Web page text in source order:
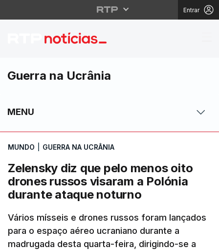
Entrar
Zelensky diz que
Guerra na Ucrânia
MENU
MUNDO GUERRA NA UCRÂNIA
Zelensky diz que pelo menos oito
drones russos visaram a Polónia
durante ataque noturno
Vários mísseis e drones russos foram lançados
para o espaço aéreo ucraniano durante a
madrugada desta quarta-feira, dirigindo-se a